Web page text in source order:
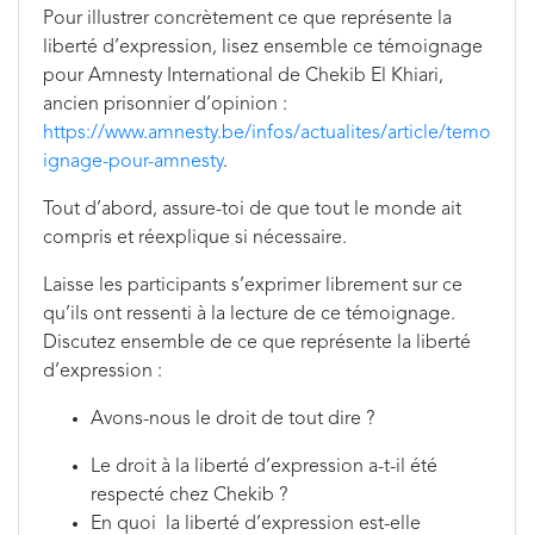
Pour illustrer concrètement ce que représente la
liberté d’expression, lisez ensemble ce témoignage
pour Amnesty International de Chekib El Khiari,
ancien prisonnier d’opinion :
https://www.amnesty.be/infos/actualites/article/temo
ignage-pour-amnesty.
Tout d’abord, assure-toi de que tout le monde ait
compris et réexplique si nécessaire.
Laisse les participants s’exprimer librement sur ce
qu’ils ont ressenti à la lecture de ce témoignage.
Discutez ensemble de ce que représente la liberté
d’expression :
Avons-nous le droit de tout dire ?
Le droit à la liberté d’expression a-t-il été
respecté chez Chekib ?
En quoi la liberté d’expression est-elle